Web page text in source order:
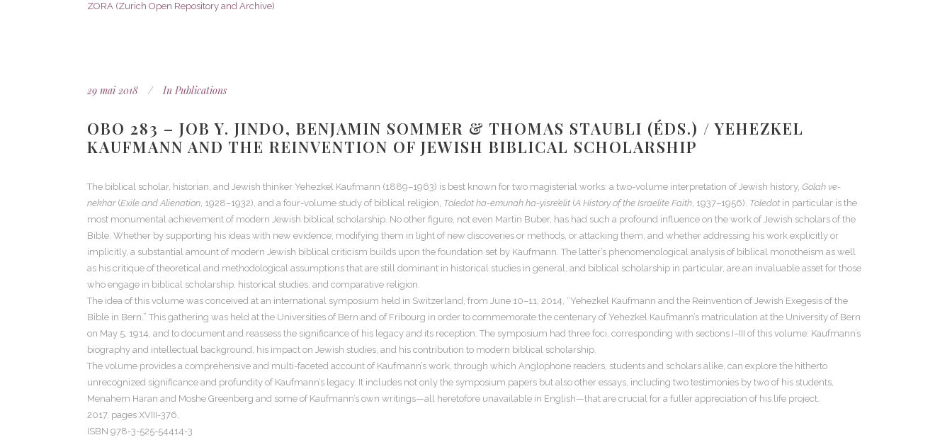
ZORA (Zurich Open Repository and Archive)
29 mai 2018 In Publications
OBO 283 – JOB Y. JINDO, BENJAMIN SOMMER & THOMAS STAUBLI (ÉDS.) / YEHEZKEL
KAUFMANN AND THE REINVENTION OF JEWISH BIBLICAL SCHOLARSHIP
The biblical scholar, historian, and Jewish thinker Yehezkel Kaufmann (1889–1963) is best known for two magisterial works: a two-volume interpretation of Jewish history, Golah ve-
nekhar(Exile and Alienation, 1928–1932), and a four-volume study of biblical religion, Toledot ha-emunah ha-yisre’elit (A History of the Israelite Faith, 1937–1956). Toledot in particular is the
most monumental achievement of modern Jewish biblical scholarship. No other figure, not even Martin Buber, has had such a profound influence on the work of Jewish scholars of the
Bible. Whether by supporting his ideas with new evidence, modifying them in light of new discoveries or methods, or attacking them, and whether addressing his work explicitly or
implicitly, a substantial amount of modern Jewish biblical criticism builds upon the foundation set by Kaufmann. The latter’s phenomenological analysis of biblical monotheism as well
as his critique of theoretical and methodological assumptions that are still dominant in historical studies in general, and biblical scholarship in particular, are an invaluable asset for those
who engage in biblical scholarship, historical studies, and comparative religion.
The idea of this volume was conceived at an international symposium held in Switzerland, from June 10–11, 2014, “Yehezkel Kaufmann and the Reinvention of Jewish Exegesis of the
Bible in Bern.” This gathering was held at the Universities of Bern and of Fribourg in order to commemorate the centenary of Yehezkel Kaufmann’s matriculation at the University of Bern
on May 5, 1914, and to document and reassess the significance of his legacy and its reception. The symposium had three foci, corresponding with sections I–III of this volume: Kaufmann’s
biography and intellectual background, his impact on Jewish studies, and his contribution to modern biblical scholarship.
The volume provides a comprehensive and multi-faceted account of Kaufmann’s work, through which Anglophone readers, students and scholars alike, can explore the hitherto
unrecognized significance and profundity of Kaufmann’s legacy. It includes not only the symposium papers but also other essays, including two testimonies by two of his students,
Menahem Haran and Moshe Greenberg and some of Kaufmann’s own writings—all heretofore unavailable in English—that are crucial for a fuller appreciation of his life project.
2017, pages XVIII-376,
ISBN 978-3-525-54414-3